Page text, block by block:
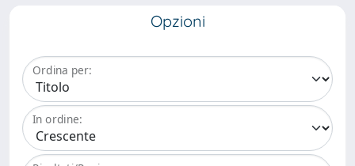
Opzioni
Ordina per:
In ordine: